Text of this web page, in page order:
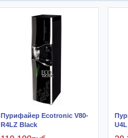
Пурифайер Ecotronic V80-
R4LZ Black